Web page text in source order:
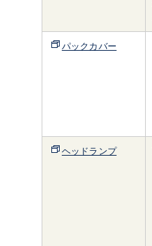
パックカバー
ヘッドランプ